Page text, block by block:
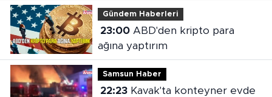
Gündem Haberleri
23:00ABD'den kripto para
ağına yaptırım
Samsun Haber
22:23Kavak'ta konteyner evde